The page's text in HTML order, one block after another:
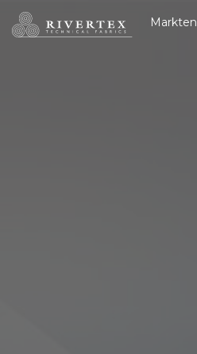
Rivertex Technical
Fabrics Group
Markten